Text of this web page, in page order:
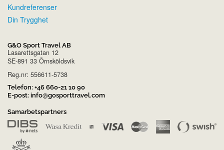
Kundreferenser
Din Trygghet
G&O Sport Travel AB
Lasarettsgatan 12
SE-891 33 Örnsköldsvik
Reg.nr: 556611-5738
Telefon: +46 660-21 10 90
E-post: info@gosporttravel.com
Samarbetspartners